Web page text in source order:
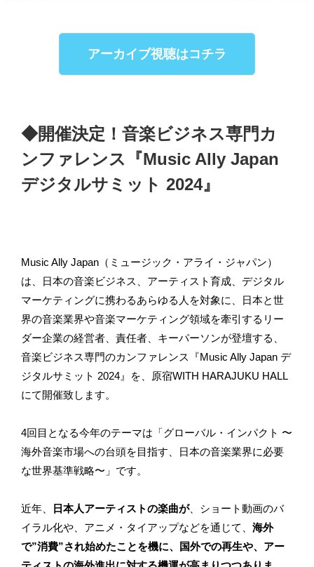
アーカイブ視聴はコチラ
◆開催決定！音楽ビジネス専門カ
ンファレンス『Music Ally Japan
デジタルサミット 2024』
Music Ally Japan（ミュージック・アライ・ジャパン）
は、日本の音楽ビジネス、アーティスト育成、デジタル
マーケティングに携わるあらゆる人を対象に、日本と世
界の音楽業界や音楽マーケティング領域を牽引するリー
ダー企業の経営者、責任者、キーパーソンが登壇する、
音楽ビジネス専門のカンファレンス『Music Ally Japan デ
ジタルサミット 2024』を、原宿WITH HARAJUKU HALL
にて開催致します。
4回目となる今年のテーマは「グローバル・インパクト 〜
海外音楽市場への台頭を目指す、日本の音楽業界に必要
な世界基準戦略〜」です。
近年、 日本人アーティストの楽曲が、ショート動画のバ
イラル化や、アニメ・タイアップなどを通じて、 海外
で”消費”され始めたことを機に、国外での再生や、アー